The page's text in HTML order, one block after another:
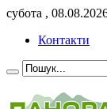
субота ,
Контакти